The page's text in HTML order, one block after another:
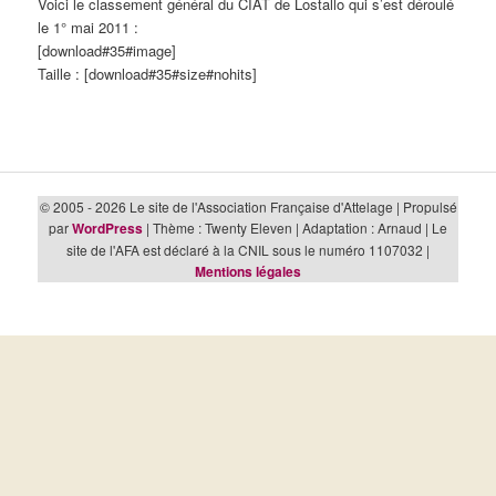
le 1° mai 2011 :
[download#35#image]
Taille : [download#35#size#nohits]
© 2005 - 2026 Le site de l'Association Française d'Attelage | Propulsé
parWordPress | Thème : Twenty Eleven | Adaptation : Arnaud | Le
site de l'AFA est déclaré à la CNIL sous le numéro 1107032 |
Mentions légales